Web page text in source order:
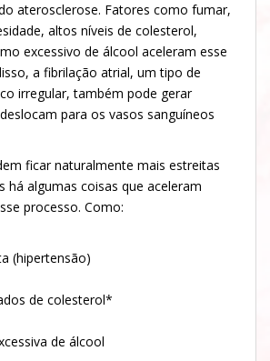
aterosclerose. Fatores como fumar,
altos níveis de colesterol,
excessivo de álcool aceleram esse
a fibrilação atrial, um tipo de
irregular, também pode gerar
para os vasos sanguíneos
ficar naturalmente mais estreitas
há algumas coisas que aceleram
processo. Como:
(hipertensão)
de colesterol*
de álcool